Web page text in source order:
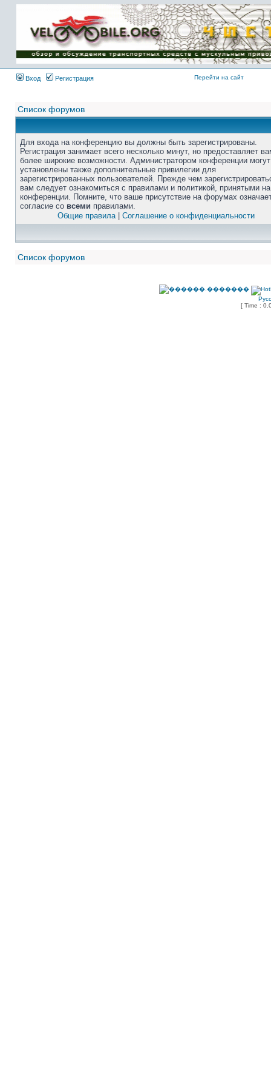
Вход Регистрация Перейти на сайт
Список форумов
Для входа на конференцию вы должны быть зарегистрированы.
Регистрация занимает всего несколько минут, но предоставляет
более широкие возможности. Администратором конференции
установлены также дополнительные привилегии для
зарегистрированных пользователей. Прежде чем
вам следует ознакомиться с правилами и политикой, принятыми на
конференции. Помните, что ваше присутствие на форумах
согласие со всеми правилами.
Общие правила| Соглашение о конфиденциальности
Список форумов
[ Time :